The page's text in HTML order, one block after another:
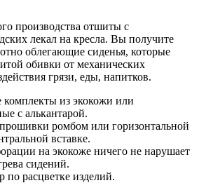
производства отшиты с
лекал на кресла. Вы получите
облегающие сиденья, которые
обивки от механических
грязи, еды, напитков.
комплекты из экокожи или
с алькантарой.
ромбом или горизонтальной
вставке.
на экокоже ничего не нарушает
сидений.
по расцветке изделий.